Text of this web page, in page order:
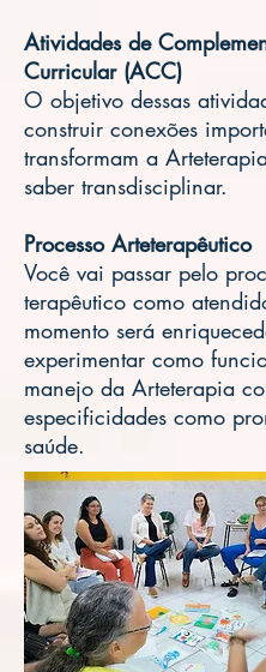
Atividades de
Curricular (ACC)
O objetivo dessas
construir conexões
transformam a
saber transdisciplinar.
Processo Arteterapêutico
Você vai passar pelo
terapêutico como
momento será
experimentar como
manejo da Arteterapia
especificidades como
saúde.